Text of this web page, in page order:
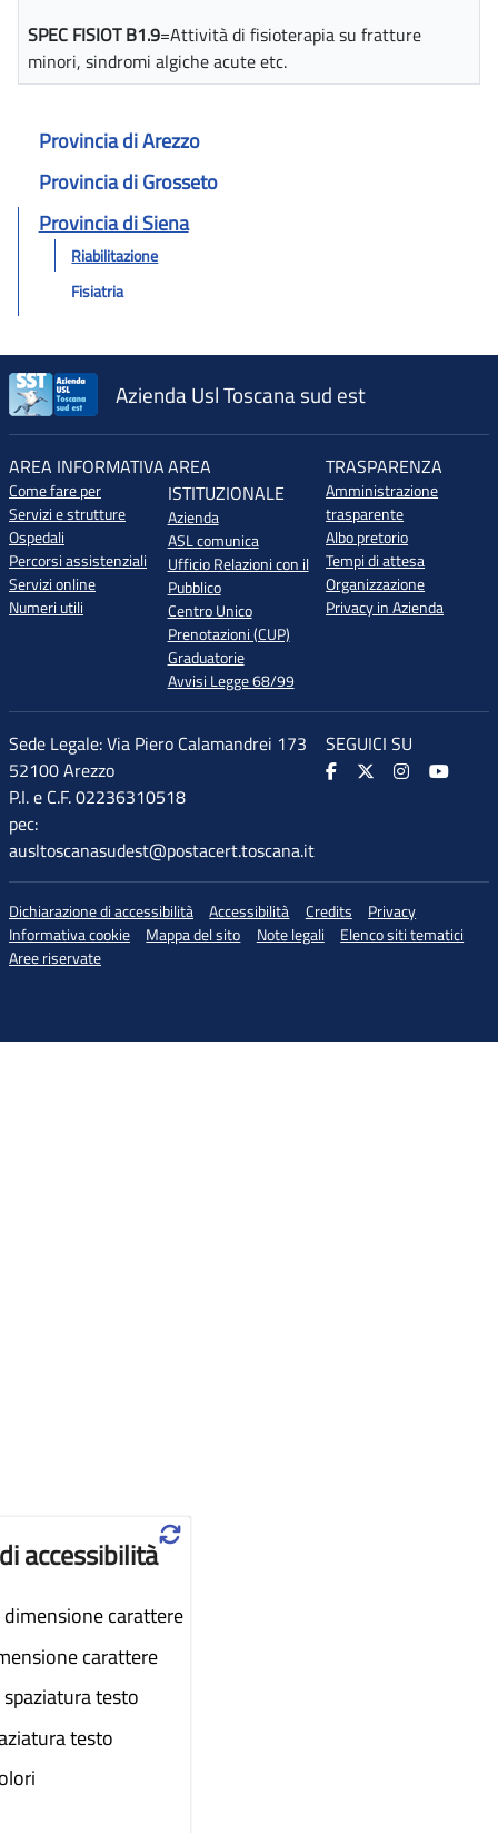
Provincia di Arezzo
Provincia di Grosseto
Provincia di Siena
Riabilitazione
Fisiatria
SPEC FISIOT B1.9=Attività di fisioterapia su fratture
minori, sindromi algiche acute etc.
Azienda Usl Toscana sud est
AREA INFORMATIVA
Come fare per
Servizi e strutture
Ospedali
Percorsi assistenziali
Servizi online
Numeri utili
AREA
ISTITUZIONALE
Azienda
ASL comunica
Ufficio Relazioni con il
Pubblico
Centro Unico
Prenotazioni (CUP)
Graduatorie
Avvisi Legge 68/99
TRASPARENZA
Amministrazione
trasparente
Albo pretorio
Tempi di attesa
Organizzazione
Privacy in Azienda
Sede Legale: Via Piero Calamandrei 173
52100 Arezzo
P.I. e C.F. 02236310518
pec:
ausltoscanasudest@postacert.toscana.it
SEGUICI SU
Dichiarazione di accessibilità Accessibilità Credits
Privacy
Informativa cookie
Mappa del sito Note legali
Elenco siti tematici
Aree riservate
accessibilità
carattere
carattere
testo
testo